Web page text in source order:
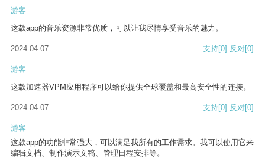
游客
这款app的音乐资源非常优质，可以让我尽情享受音乐的魅力。
2024-04-07 支持[0] 反对[0]
游客
这款加速器VPM应用程序可以给你提供全球覆盖和最高安全性的连接。
2024-04-07 支持[0] 反对[0]
游客
这款app的功能非常强大，可以满足我所有的工作需求。我可以使用它来
编辑文档、制作演示文稿、管理日程安排等。